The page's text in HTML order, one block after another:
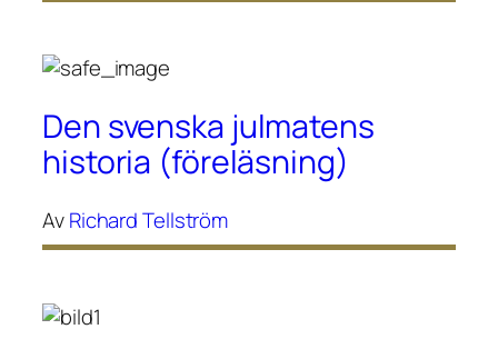
Den svenska julmatens
historia (föreläsning)
AvRichard Tellström